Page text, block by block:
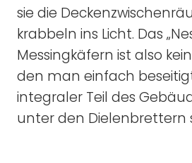
sie die
krabbeln ins Licht. Das
Messingkäfern ist also
den man einfach
integraler Teil des
unter den Dielenbrettern